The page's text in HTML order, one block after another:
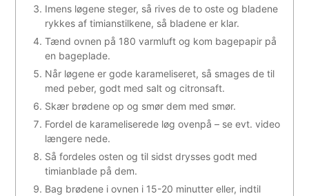
Imens løgene steger, så rives de to oste og bladene
rykkes af timianstilkene, så bladene er klar.
Tænd ovnen på 180 varmluft og kom bagepapir på
en bageplade.
Når løgene er gode karameliseret, så smages de til
med peber, godt med salt og citronsaft.
Skær brødene op og smør dem med smør.
Fordel de karameliserede løg ovenpå – se evt. video
længere nede.
Så fordeles osten og til sidst drysses godt med
timianblade på dem.
Bag brødene i ovnen i 15-20 minutter eller, indtil